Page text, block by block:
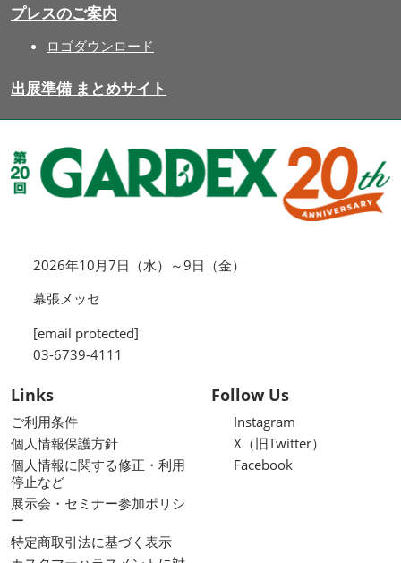
プレスのご案内
ロゴダウンロード
出展準備 まとめサイト
2026年10月7日（水）～9日（金）
幕張メッセ
[email protected]
03-6739-4111
Links
ご利用条件
個人情報保護方針
個人情報に関する修正・利用
停止など
展示会・セミナー参加ポリシ
ー
特定商取引法に基づく表示
Follow Us
Instagram
X（旧Twitter）
Facebook